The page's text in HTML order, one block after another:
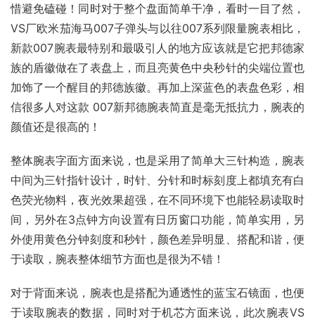
惜避免磕碰！同时对于整个盘面简单干净，看时一目了然，
VS厂欧米茄海马007子弹头与以往007系列限量腕表相比，
新款007腕表最特别和最吸引人的地方应该就是它把邦德家
族的盾徽做在了表盘上，而且亮黄色中央秒针的尖端位置也
加饰了一个醒目的邦德族徽。再加上深蓝色的表盘色彩，相
信很多人对这款 007新邦德腕表简直是毫无抵抗力，腕表的
颜值还是很高的！
整体腕表字面方面来说，也是采用了简单大三针构造，腕表
中间为三针指针设计，时针、分针和时标刻度上都填充有白
色荧光物料，夜光效果超强，在不同环境下也能轻易读取时
间，另外在3点钟方向设置有日历窗口功能，简单实用，另
外使用黄色分钟刻度和秒针，颜色差异明显、搭配和谐，便
于读取，腕表整体细节方面也是很为不错！
对于背面来说，腕表也是搭配为通透性的蓝宝石镜面，也便
于读取腕表的数据，同时对于机芯方面来说，此次腕表VS